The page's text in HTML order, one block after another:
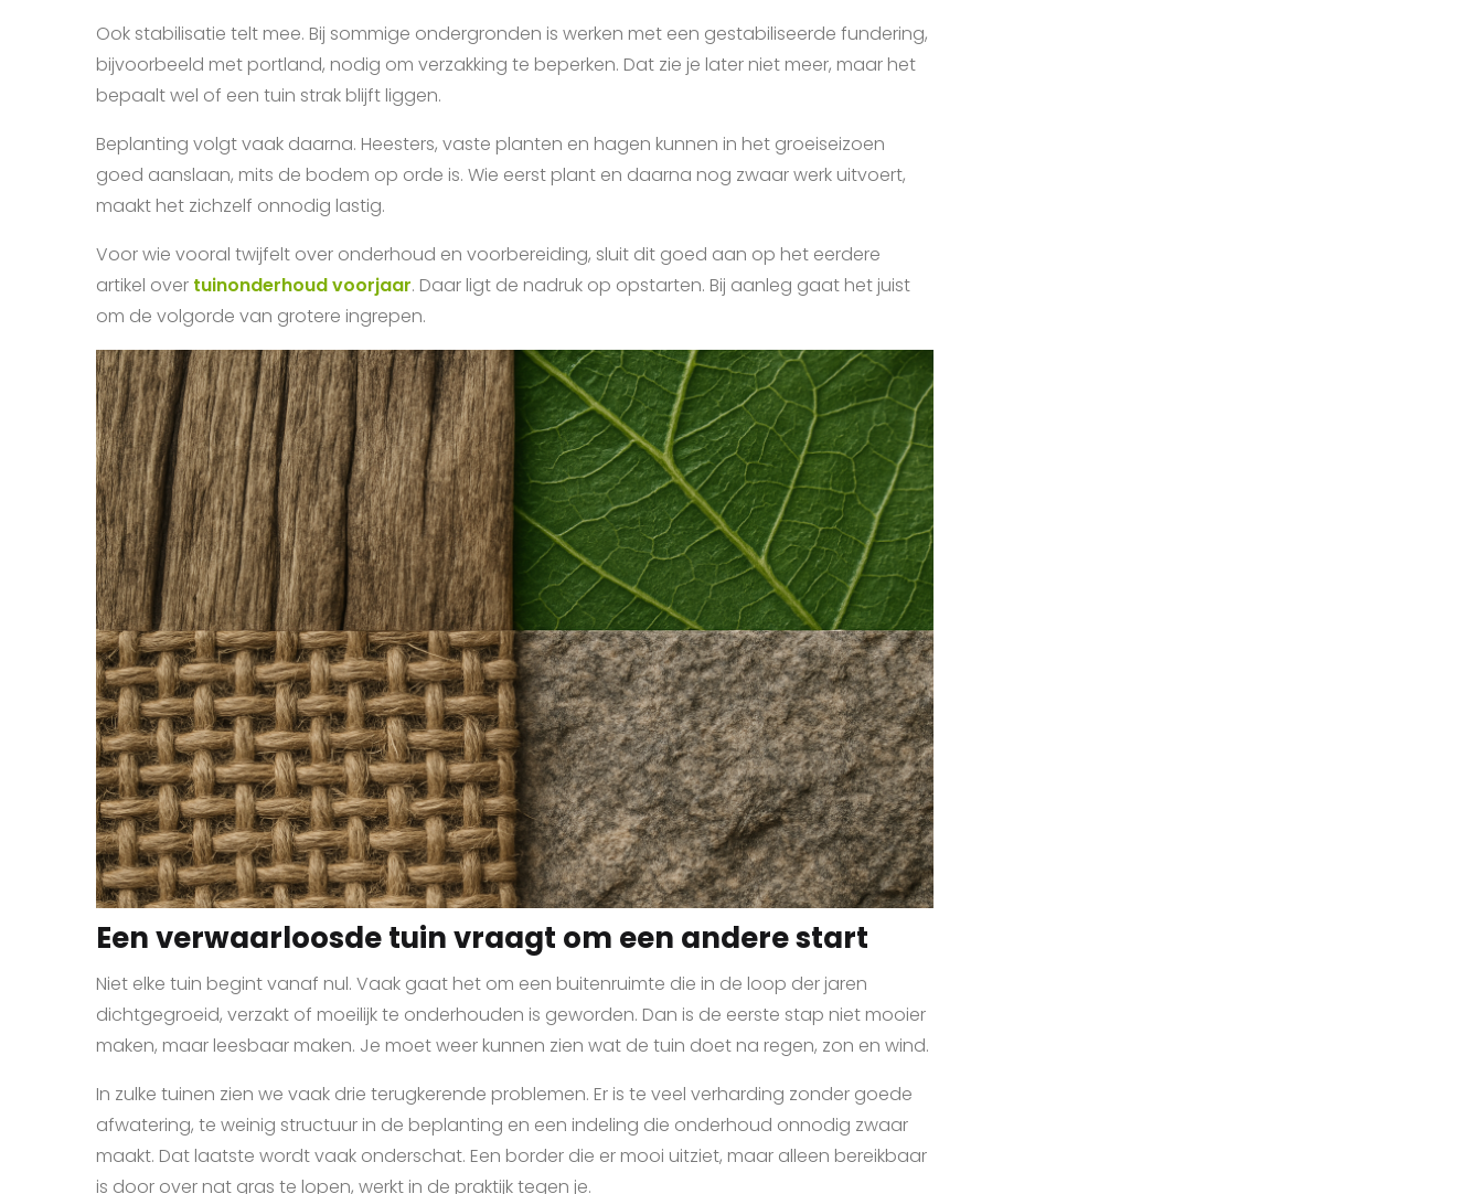
Ook stabilisatie telt mee. Bij sommige ondergronden is werken met een gestabiliseerde fundering,
bijvoorbeeld met portland, nodig om verzakking te beperken. Dat zie je later niet meer, maar het
bepaalt wel of een tuin strak blijft liggen.
Beplanting volgt vaak daarna. Heesters, vaste planten en hagen kunnen in het groeiseizoen
goed aanslaan, mits de bodem op orde is. Wie eerst plant en daarna nog zwaar werk uitvoert,
maakt het zichzelf onnodig lastig.
Voor wie vooral twijfelt over onderhoud en voorbereiding, sluit dit goed aan op het eerdere
artikel over tuinonderhoud voorjaar. Daar ligt de nadruk op opstarten. Bij aanleg gaat het juist
om de volgorde van grotere ingrepen.
Een verwaarloosde tuin vraagt om een andere start
Niet elke tuin begint vanaf nul. Vaak gaat het om een buitenruimte die in de loop der jaren
dichtgegroeid, verzakt of moeilijk te onderhouden is geworden. Dan is de eerste stap niet mooier
maken, maar leesbaar maken. Je moet weer kunnen zien wat de tuin doet na regen, zon en wind.
In zulke tuinen zien we vaak drie terugkerende problemen. Er is te veel verharding zonder goede
afwatering, te weinig structuur in de beplanting en een indeling die onderhoud onnodig zwaar
maakt. Dat laatste wordt vaak onderschat. Een border die er mooi uitziet, maar alleen bereikbaar
is door over nat gras te lopen, werkt in de praktijk tegen je.